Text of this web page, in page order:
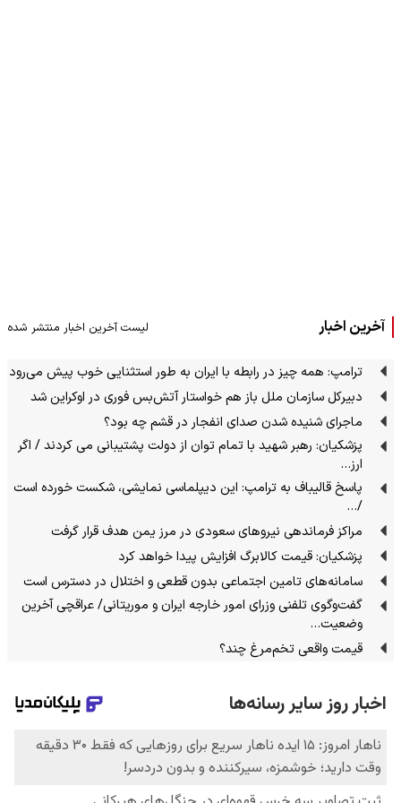
آخرین اخبار لیست آخرین اخبار منتشر شده
ترامپ: همه چیز در رابطه با ایران به طور استثنایی خوب پیش می‌رود
دبیرکل سازمان ملل باز هم خواستار آتش‌بس فوری در اوکراین شد
ماجرای شنیده شدن صدای انفجار در قشم چه بود؟
پزشکیان: رهبر شهید با تمام توان از دولت پشتیبانی می کردند / اگر
ارز…
پاسخ قالیباف به ترامپ: این دیپلماسی نمایشی، شکست خورده است
/…
مراکز فرماندهی نیروهای سعودی در مرز یمن هدف قرار گرفت
پزشکیان: قیمت کالابرگ افزایش پیدا خواهد کرد
سامانه‌های تامین اجتماعی بدون قطعی و اختلال در دسترس است
گفت‌وگوی تلفنی وزرای امور خارجه ایران و موریتانی/ عراقچی آخرین
وضعیت…
قیمت واقعی تخم‌مرغ چند؟